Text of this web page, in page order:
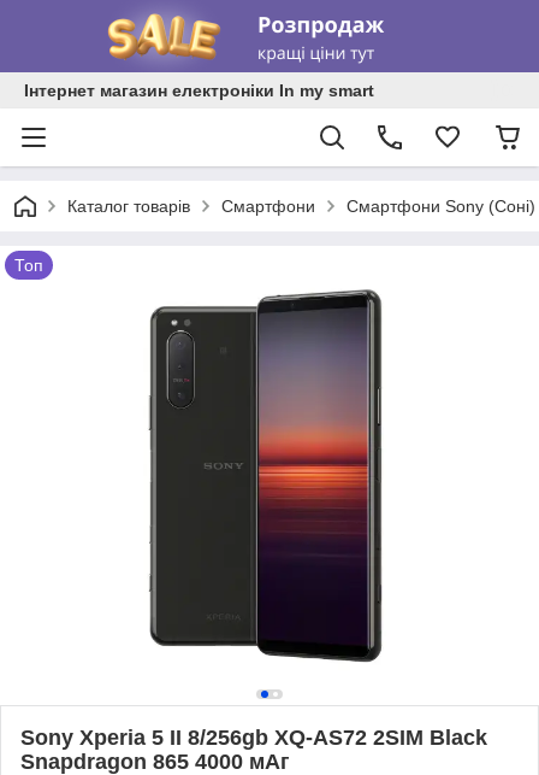
Інтернет магазин електроніки In my smart
Каталог товарів Смартфони Смартфони Sony (Соні)
Топ
Sony Xperia 5 II 8/256gb XQ-AS72 2SIM Black
Snapdragon 865 4000 мАг